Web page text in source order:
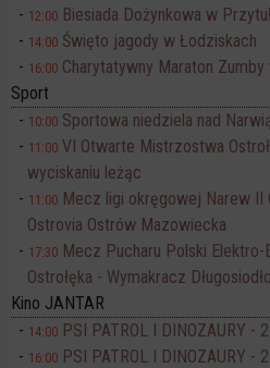
12:00 Biesiada Dożynkowa w
14:00 Święto jagody w Łodziskach
16:00 Charytatywny Maraton
Sport
10:00 Sportowa niedziela nad
11:00 VI Otwarte Mistrzostwa
wyciskaniu leżąc
11:00 Mecz ligi okręgowej Narew II
Ostrovia Ostrów Mazowiecka
17:30 Mecz Pucharu Polski Elektro-
Ostrołęka - Wymakracz Długosiodło
Kino JANTAR
14:00 PSI PATROL I DINOZAURY -
16:00 PSI PATROL I DINOZAURY -